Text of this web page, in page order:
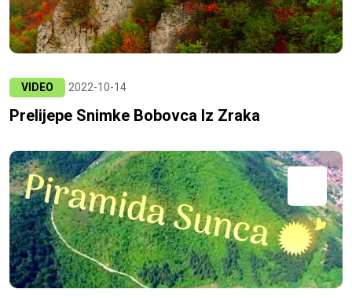
VIDEO 2022-10-14
Prelijepe Snimke Bobovca Iz Zraka